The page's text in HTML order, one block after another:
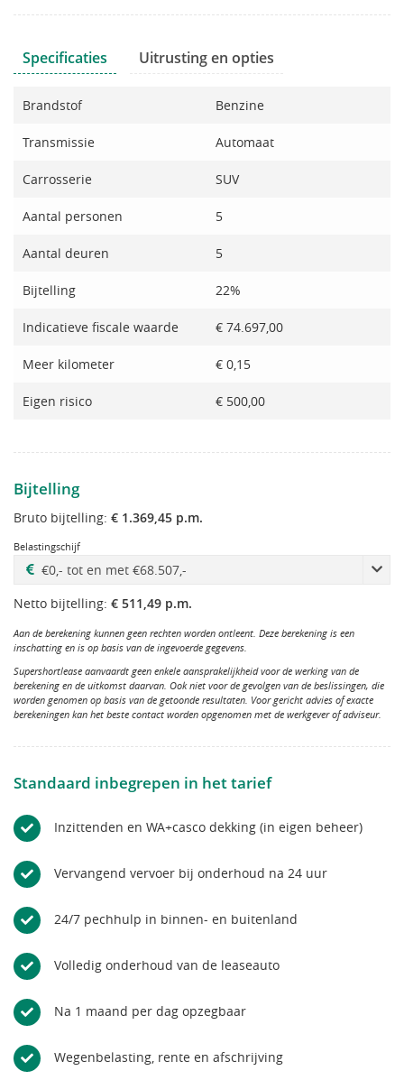
Specificaties Uitrusting en opties
Brandstof Benzine
Transmissie Automaat
Carrosserie SUV
Aantal personen 5
Aantal deuren 5
Bijtelling 22%
Indicatieve fiscale waarde € 74.697,00
Meer kilometer € 0,15
Eigen risico € 500,00
Bijtelling
Bruto bijtelling: € 1.369,45 p.m.
Belastingschijf
Netto bijtelling: € 511,49 p.m.
Aan de berekening kunnen geen rechten worden ontleent. Deze berekening is een
inschatting en is op basis van de ingevoerde gegevens.
Supershortlease aanvaardt geen enkele aansprakelijkheid voor de werking van de
berekening en de uitkomst daarvan. Ook niet voor de gevolgen van de beslissingen, die
worden genomen op basis van de getoonde resultaten. Voor gericht advies of exacte
berekeningen kan het beste contact worden opgenomen met de werkgever of adviseur.
Standaard inbegrepen in het tarief
Inzittenden en WA+casco dekking (in eigen beheer)
Vervangend vervoer bij onderhoud na 24 uur
24/7 pechhulp in binnen- en buitenland
Volledig onderhoud van de leaseauto
Na 1 maand per dag opzegbaar
Wegenbelasting, rente en afschrijving